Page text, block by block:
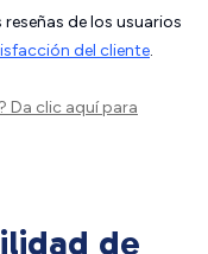
de los usuarios
del cliente.
Da clic aquípara
de